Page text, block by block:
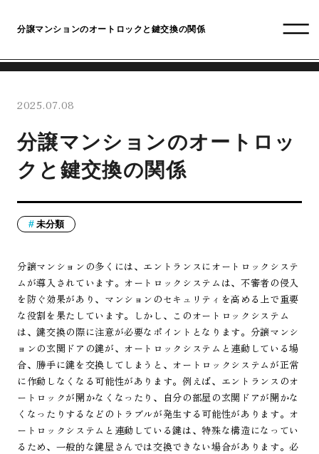
分譲マンションのオートロックと鍵交換の関係
2025.07.08
分譲マンションのオートロッ
クと鍵交換の関係
未分類
分譲マンションの多くには、エントランスにオートロックシステ
ムが導入されています。オートロックシステムは、不審者の侵入
を防ぐ効果があり、マンションのセキュリティを高める上で重要
な役割を果たしています。しかし、このオートロックシステム
は、鍵交換の際に注意が必要なポイントとなります。分譲マンシ
ョンの玄関ドアの鍵が、オートロックシステムと連動している場
合、勝手に鍵を交換してしまうと、オートロックシステムが正常
に作動しなくなる可能性があります。例えば、エントランスのオ
ートロックが開かなくなったり、自分の部屋の玄関ドアが開かな
くなったりするなどのトラブルが発生する可能性があります。オ
ートロックシステムと連動している鍵は、特殊な構造になってい
るため、一般的な鍵屋さんでは交換できない場合があります。必